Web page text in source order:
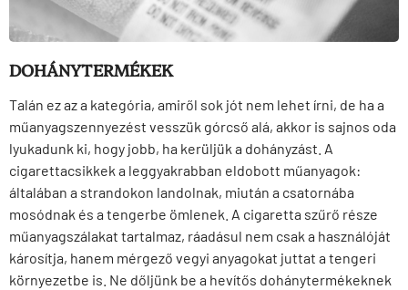
DOHÁNYTERMÉKEK
Talán ez az a kategória, amiről sok jót nem lehet írni, de ha a
műanyagszennyezést vesszük górcső alá, akkor is sajnos oda
lyukadunk ki, hogy jobb, ha kerüljük a dohányzást. A
cigarettacsikkek a leggyakrabban eldobott műanyagok:
általában a strandokon landolnak, miután a csatornába
mosódnak és a tengerbe ömlenek. A cigaretta szűrő része
műanyagszálakat tartalmaz, ráadásul nem csak a használóját
károsítja, hanem mérgező vegyi anyagokat juttat a tengeri
környezetbe is. Ne dőljünk be a hevítős dohánytermékeknek